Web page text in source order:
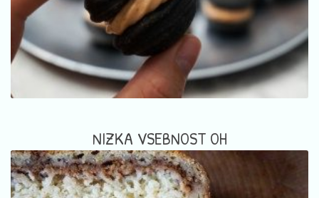
NIZKA VSEBNOST OH